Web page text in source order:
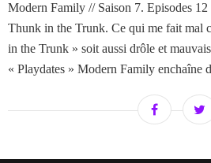
Modern Family // Saison 7. Episodes
Thunk in the Trunk. Ce qui me fait mal
in the Trunk » soit aussi drôle et
« Playdates » Modern Family enchaîne